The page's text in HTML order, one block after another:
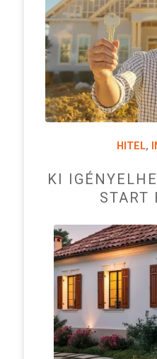
HITEL,
KI
START